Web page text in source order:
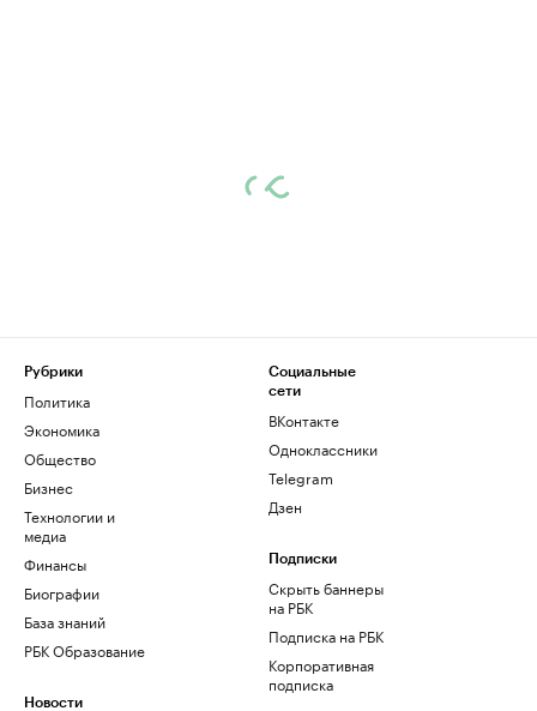
Рубрики
Политика
Экономика
Общество
Бизнес
Технологии и
медиа
Финансы
Биографии
База знаний
РБК Образование
Новости
Социальные
сети
ВКонтакте
Одноклассники
Telegram
Дзен
Подписки
Скрыть баннеры
на РБК
Подписка на РБК
Корпоративная
подписка